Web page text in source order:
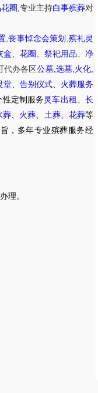
圈 专业主持白事殡葬对
,丧事悼念会策划 殡礼灵
盒 花圈 祭祀用品 、净
代办各区公墓, 选墓, 火化
堂、 告别仪式
火葬服务
性定制服务 灵车出租 、长
葬 火葬 土葬、 花葬等
，多年专业殡葬服务经
理。